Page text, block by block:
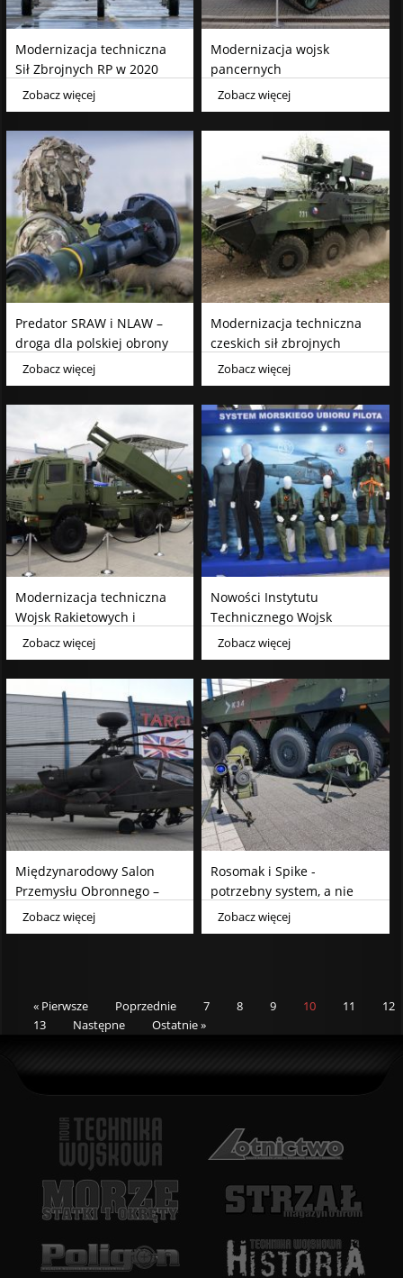
Modernizacja techniczna
Sił Zbrojnych RP w 2020
roku
Zobacz więcej
Modernizacja wojsk
pancernych
Zobacz więcej
Predator SRAW i NLAW –
droga dla polskiej obrony
przeciwpancernej?
Zobacz więcej
Modernizacja techniczna
czeskich sił zbrojnych
Zobacz więcej
Modernizacja techniczna
Wojsk Rakietowych i
Artylerii
Zobacz więcej
Nowości Instytutu
Technicznego Wojsk
Lotniczych
Zobacz więcej
Międzynarodowy Salon
Przemysłu Obronnego –
Kielce 2020
Zobacz więcej
Rosomak i Spike -
potrzebny system, a nie
tylko zestaw
Zobacz więcej
« Pierwsze Poprzednie 7 8 9 10 11
12
13
Następne Ostatnie »